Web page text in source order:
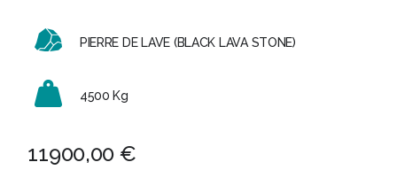
PIERRE DE LAVE (BLACK LAVA STONE)
4500 Kg
11900,00 €